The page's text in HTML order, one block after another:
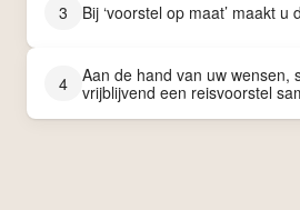
3 Bij ‘voorstel op maat’ maakt u
4
Aan de hand van uw wensen,
vrijblijvend een reisvoorstel